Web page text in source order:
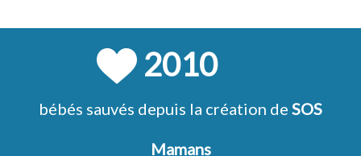
2010
bébés sauvés depuis la création de SOS
Mamans